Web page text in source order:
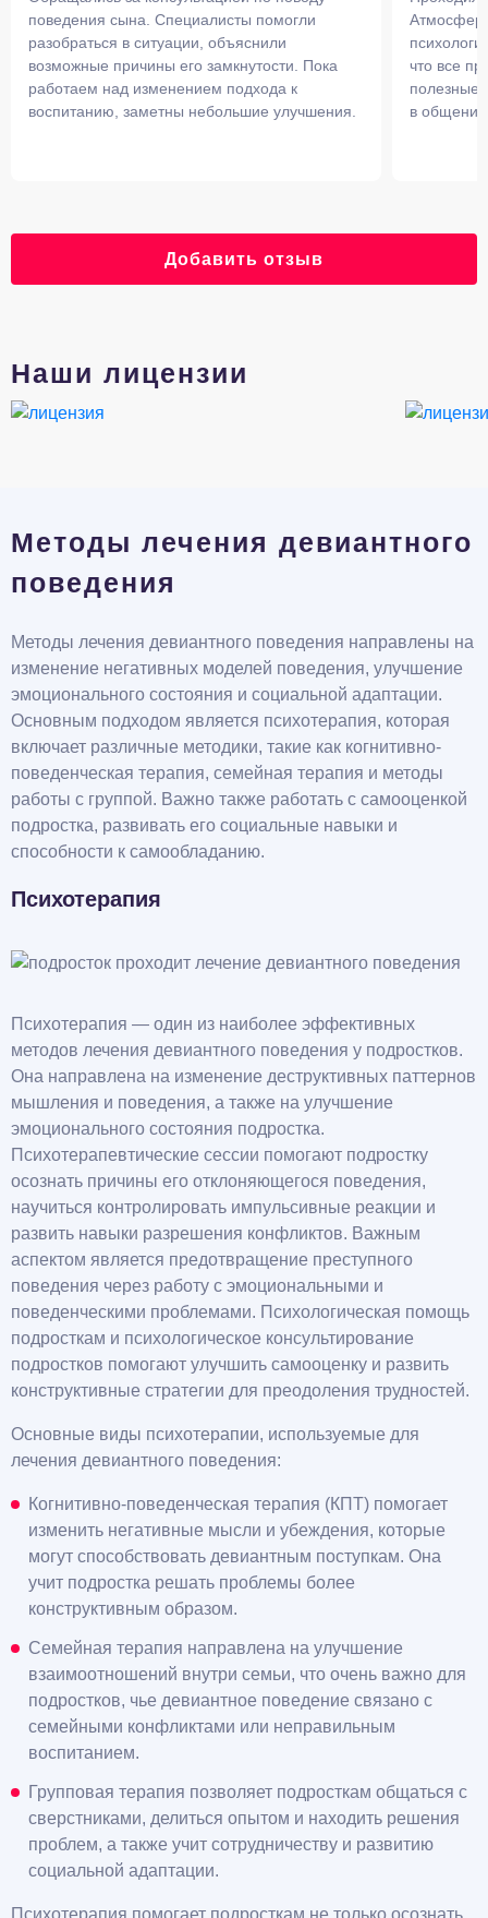
поведения сына. Специалисты помогли
разобраться в ситуации, объяснили
возможные причины его замкнутости. Пока
работаем над изменением подхода к
воспитанию, заметны небольшие улучшения.
что все
полезные
в
Добавить отзыв
Наши лицензии
Методы лечения девиантного
поведения
Методы лечения девиантного поведения направлены на
изменение негативных моделей поведения, улучшение
эмоционального состояния и социальной адаптации.
Основным подходом является психотерапия, которая
включает различные методики, такие как когнитивно-
поведенческая терапия, семейная терапия и методы
работы с группой. Важно также работать с самооценкой
подростка, развивать его социальные навыки и
способности к самообладанию.
Психотерапия
Психотерапия — один из наиболее эффективных
методов лечения девиантного поведения у подростков.
Она направлена на изменение деструктивных паттернов
мышления и поведения, а также на улучшение
эмоционального состояния подростка.
Психотерапевтические сессии помогают подростку
осознать причины его отклоняющегося поведения,
научиться контролировать импульсивные реакции и
развить навыки разрешения конфликтов. Важным
аспектом является предотвращение преступного
поведения через работу с эмоциональными и
поведенческими проблемами. Психологическая помощь
подросткам и психологическое консультирование
подростков помогают улучшить самооценку и развить
конструктивные стратегии для преодоления трудностей.
Основные виды психотерапии, используемые для
лечения девиантного поведения:
Когнитивно-поведенческая терапия (КПТ) помогает
изменить негативные мысли и убеждения, которые
могут способствовать девиантным поступкам. Она
учит подростка решать проблемы более
конструктивным образом.
Семейная терапия направлена на улучшение
взаимоотношений внутри семьи, что очень важно для
подростков, чье девиантное поведение связано с
семейными конфликтами или неправильным
воспитанием.
Групповая терапия позволяет подросткам общаться с
сверстниками, делиться опытом и находить решения
проблем, а также учит сотрудничеству и развитию
социальной адаптации.
Психотерапия помогает подросткам не только осознать